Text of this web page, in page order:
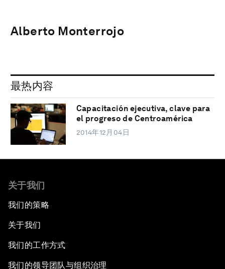
Alberto Monterrojo
最热内容
Capacitación ejecutiva, clave para
el progreso de Centroamérica
2014年12月04日
关于我们
我们的策略
关于我们
我们的工作方式
我们的领导团队与组织治理